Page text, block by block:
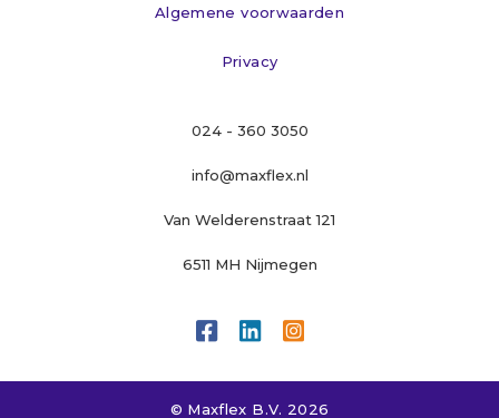
Algemene voorwaarden
Privacy
024 - 360 3050
info@maxflex.nl
Van Welderenstraat 121
6511 MH Nijmegen
  
© Maxflex B.V. 2026